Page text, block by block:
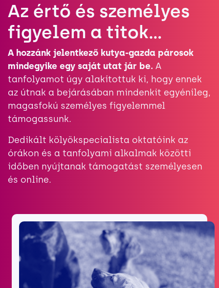
Az értő és személyes
figyelem a titok…
A hozzánk jelentkező kutya-gazda párosok
mindegyike egy saját utat jár be. A
tanfolyamot úgy alakítottuk ki, hogy ennek
az útnak a bejárásában mindenkit egyénileg,
magasfokú személyes figyelemmel
támogassunk.
Dedikált kölyökspecialista oktatóink az
órákon és a tanfolyami alkalmak közötti
időben nyújtanak támogatást személyesen
és online.